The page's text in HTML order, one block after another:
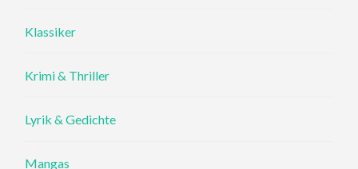
Klassiker
Krimi & Thriller
Lyrik & Gedichte
Mangas